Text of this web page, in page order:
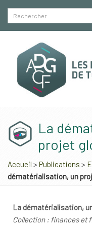
La
projet
Accueil > Publications >
dématérialisation, un
La dématérialisation,
Collection : finances et